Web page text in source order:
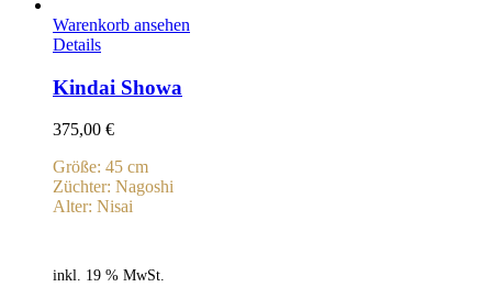
Warenkorb ansehen
Details
Kindai Showa
375,00 €
Größe: 45 cm
Züchter: Nagoshi
Alter: Nisai
inkl. 19 % MwSt.